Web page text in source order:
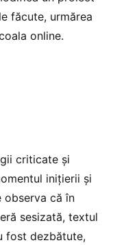
făcute, urmărea
online.
criticate și
inițierii și
observa că în
sesizată, textul
fost dezbătute,